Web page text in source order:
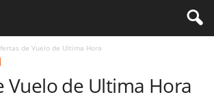
de Vuelo de Ultima Hora
Vuelo de Ultima Hora